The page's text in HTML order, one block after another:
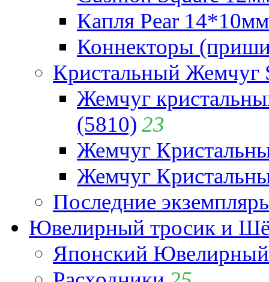
Капля Pear
Коннекторы
Кристальный Жемчуг
Жемчуг
(5810) 23
Жемчуг
Жемчуг
Последние
Ювелирный тросик и
Японский